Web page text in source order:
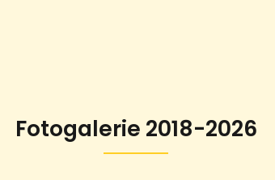
Fotogalerie 2018-2026